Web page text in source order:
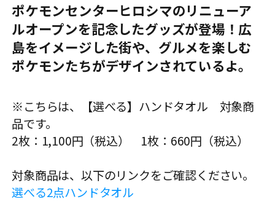
ポケモンセンターヒロシマのリニューア
ルオープンを記念したグッズが登場！広
島をイメージした街や、グルメを楽しむ
ポケモンたちがデザインされているよ。
※こちらは、【選べる】ハンドタオル 対象商
品です。
2枚：1,100円（税込） 1枚：660円（税込）
対象商品は、以下のリンクをご確認ください。
選べる2点ハンドタオル